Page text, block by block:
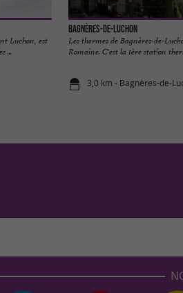
Luchon, est
...
Bagnères-de-Luchon
Les thermes de Bagnères-de-
Romaine. C'est la 1ère station
3,0 km - Bagnères-de-